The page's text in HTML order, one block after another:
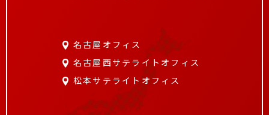
名古屋オフィス
名古屋西サテライトオフィス
松本サテライトオフィス